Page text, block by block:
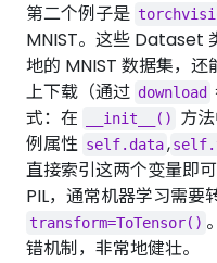
第二个例子是
MNIST。这些 Dataset
地的 MNIST 数据集，
上下载（通过 download
式：在
__init__()
方
例属性 self.data ,
直接索引这两个变量即
PIL，通常机器学习需
transform=ToTensor()
错机制，非常地健壮。